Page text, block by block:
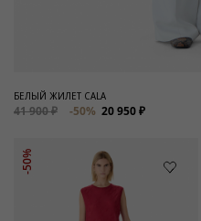
БЕЛЫЙ ЖИЛЕТ CALA
41 900 ₽ -50% 20 950 ₽
-50%